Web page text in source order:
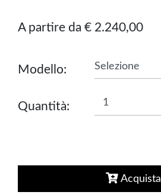
A partire da € 2.240,00
Modello:
Quantità:
Acquista